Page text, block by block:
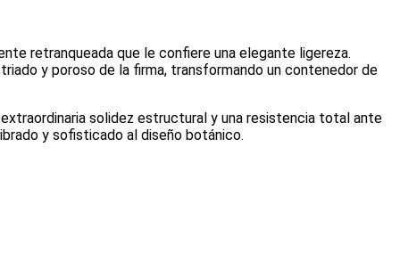
retranqueada que le confiere una elegante ligereza.
y poroso de la firma, transformando un contenedor de
solidez estructural y una resistencia total ante
y sofisticado al diseño botánico.